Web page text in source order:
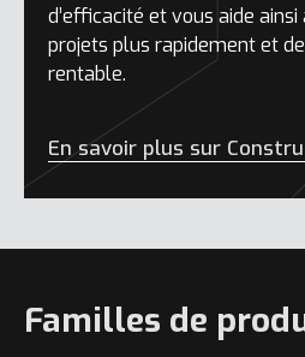
d’efficacité et vous aide
projets plus rapidement et
rentable.
En savoir plus sur
Familles de